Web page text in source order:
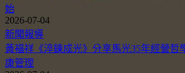
始
2026-07-04
新聞報導
黃福祥《淬鍊成光》分享馬光35年經營
康管理